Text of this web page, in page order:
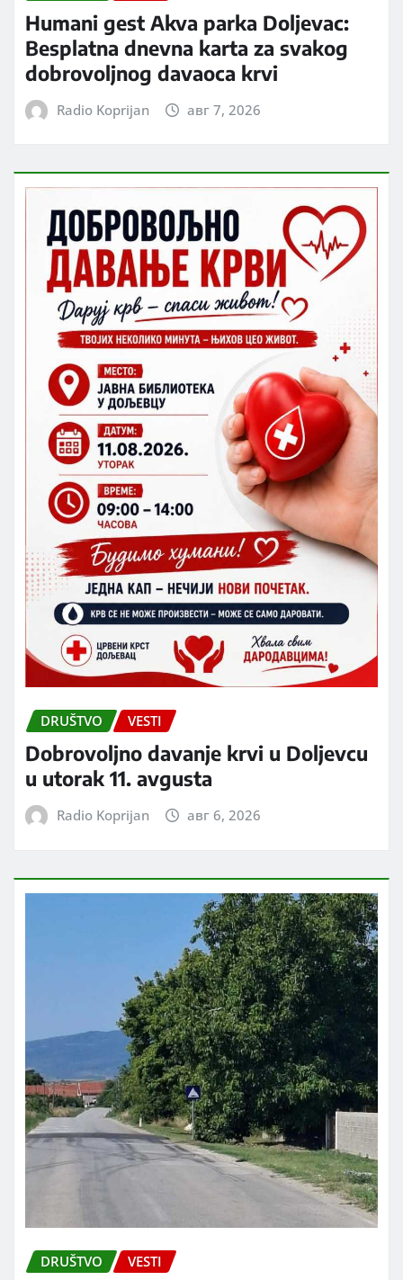
Humani gest Akva parka Doljevac:
Besplatna dnevna karta za svakog
dobrovoljnog davaoca krvi
Radio Koprijan авг 7, 2026
DRUŠTVO VESTI
Dobrovoljno davanje krvi u Doljevcu
u utorak 11. avgusta
Radio Koprijan авг 6, 2026
DRUŠTVO VESTI